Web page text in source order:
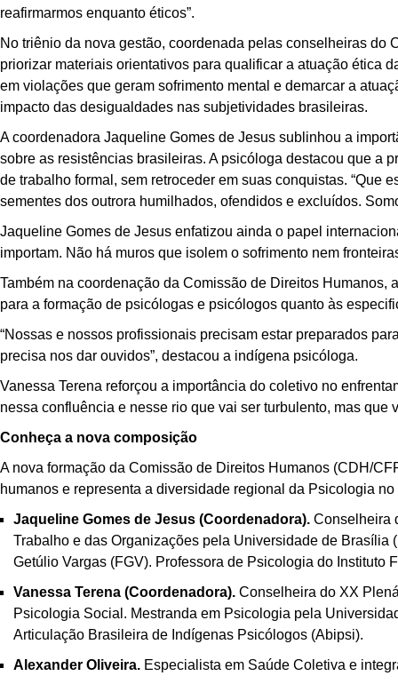
reafirmarmos enquanto éticos”.
No triênio da nova gestão, coordenada pelas conselheiras
priorizar materiais orientativos para qualificar a atuação ética
em violações que geram sofrimento mental e demarcar a
impacto das desigualdades nas subjetividades brasileiras.
A coordenadora Jaqueline Gomes de Jesus sublinhou a
sobre as resistências brasileiras. A psicóloga destacou que a
de trabalho formal, sem retroceder em suas conquistas. “Que
sementes dos outrora humilhados, ofendidos e excluídos.
Jaqueline Gomes de Jesus enfatizou ainda o papel
importam. Não há muros que isolem o sofrimento nem
Também na coordenação da Comissão de Direitos
para a formação de psicólogas e psicólogos quanto às
“Nossas e nossos profissionais precisam estar preparados
precisa nos dar ouvidos”, destacou a indígena psicóloga.
Vanessa Terena reforçou a importância do coletivo no
nessa confluência e nesse rio que vai ser turbulento, mas que
Conheça a nova composição
A nova formação da Comissão de Direitos Humanos (CDH/
humanos e representa a diversidade regional da Psicologia
Jaqueline Gomes de Jesus (Coordenadora). Conselheira
Trabalho e das Organizações pela Universidade de
Getúlio Vargas (FGV). Professora de Psicologia do Instituto
Vanessa Terena (Coordenadora). Conselheira do XX
Psicologia Social. Mestranda em Psicologia pela
Articulação Brasileira de Indígenas Psicólogos (Abipsi).
Alexander Oliveira. Especialista em Saúde Coletiva e